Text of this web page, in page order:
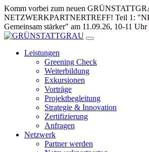
Zum
Inhalt
springen
Komm vorbei zum neuen
NETZWERKPARTNERTREFF! Teil 1:
Gemeinsam stärker" am 11.09.26, 10-11 Uhr
Leistungen
Greening Check
Weiterbildung
Exkursionen
Vorträge
Projektbegleitung
Strategie & Innovation
Zertifizierung
Anfragen
Netzwerk
Partner werden